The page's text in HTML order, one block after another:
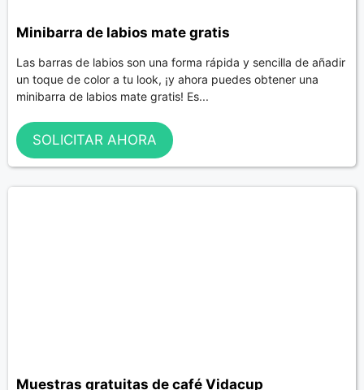
Minibarra de labios mate gratis
Las barras de labios son una forma rápida y sencilla de añadir
un toque de color a tu look, ¡y ahora puedes obtener una
minibarra de labios mate gratis! Es...
SOLICITAR AHORA
Muestras gratuitas de café Vidacup